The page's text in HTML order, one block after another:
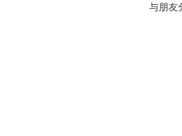
与朋友